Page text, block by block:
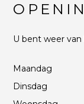
U bent weer
Maandag
Dinsdag